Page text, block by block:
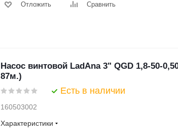
Отложить Сравнить
Насос винтовой LadAna 3" QGD 1,8-50-
87м.)
Есть в наличии
160503002
Характеристики